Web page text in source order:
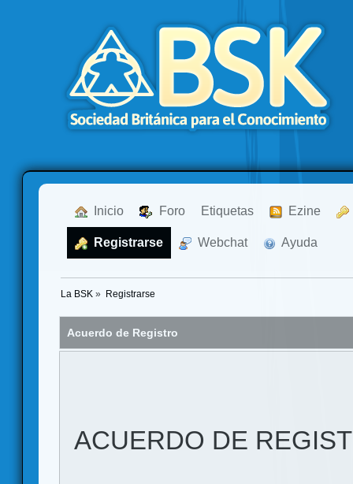
Inicio Foro Etiquetas Ezine
Registrarse Webchat Ayuda
La BSK » Registrarse
Acuerdo de Registro
ACUERDO DE